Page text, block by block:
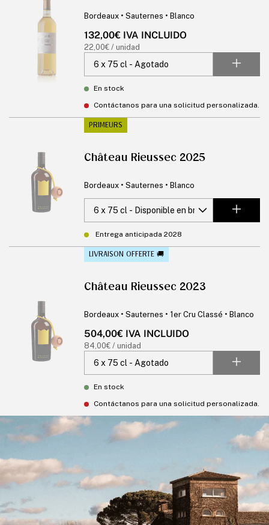
Bordeaux • Sauternes • Blanco
Precio
habitual
132,00€ IVA INCLUIDO
Precio
22,00€ / unidad
En stock
Contáctanos para una solicitud personalizada.
PRIMEURS
Château Rieussec 2025
Bordeaux • Sauternes • Blanco
Entrega anticipada 2028
LIVRAISON OFFERTE 🚚
Château Rieussec 2023
Bordeaux • Sauternes • 1er Cru Classé • Blanco
Precio
habitual
504,00€ IVA INCLUIDO
Precio
84,00€ / unidad
En stock
Contáctanos para una solicitud personalizada.